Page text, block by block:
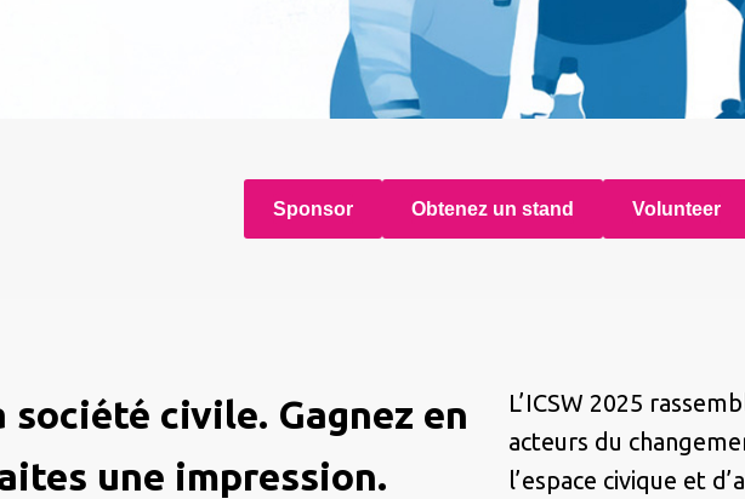
Sponsor Obtenez un stand Volunteer
société civile. Gagnez en
une impression.
L’ICSW 2025
acteurs du
l’espace civique et